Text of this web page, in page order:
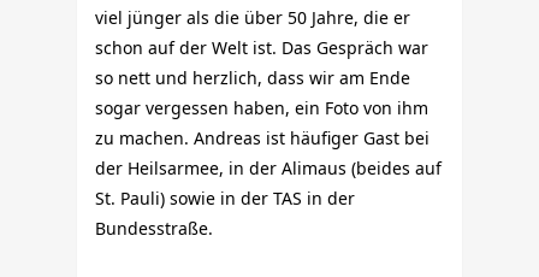
viel jünger als die über 50 Jahre, die er
schon auf der Welt ist. Das Gespräch war
so nett und herzlich, dass wir am Ende
sogar vergessen haben, ein Foto von ihm
zu machen. Andreas ist häufiger Gast bei
der Heilsarmee, in der Alimaus (beides auf
St. Pauli) sowie in der TAS in der
Bundesstraße.